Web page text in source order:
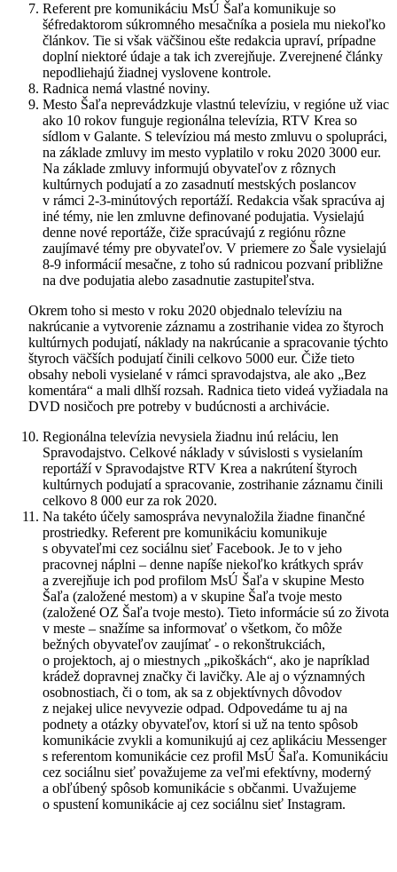
Referent pre komunikáciu MsÚ Šaľa komunikuje so
šéfredaktorom súkromného mesačníka a posiela mu niekoľko
článkov. Tie si však väčšinou ešte redakcia upraví, prípadne
doplní niektoré údaje a tak ich zverejňuje. Zverejnené články
nepodliehajú žiadnej vyslovene kontrole.
Radnica nemá vlastné noviny.
Mesto Šaľa neprevádzkuje vlastnú televíziu, v regióne už viac
ako 10 rokov funguje regionálna televízia, RTV Krea so
sídlom v Galante. S televíziou má mesto zmluvu o spolupráci,
na základe zmluvy im mesto vyplatilo v roku 2020 3000 eur.
Na základe zmluvy informujú obyvateľov z rôznych
kultúrnych podujatí a zo zasadnutí mestských poslancov
v rámci 2-3-minútových reportáží. Redakcia však spracúva aj
iné témy, nie len zmluvne definované podujatia. Vysielajú
denne nové reportáže, čiže spracúvajú z regiónu rôzne
zaujímavé témy pre obyvateľov. V priemere zo Šale vysielajú
8-9 informácií mesačne, z toho sú radnicou pozvaní približne
na dve podujatia alebo zasadnutie zastupiteľstva.
Okrem toho si mesto v roku 2020 objednalo televíziu na
nakrúcanie a vytvorenie záznamu a zostrihanie videa zo štyroch
kultúrnych podujatí, náklady na nakrúcanie a spracovanie týchto
štyroch väčších podujatí činili celkovo 5000 eur. Čiže tieto
obsahy neboli vysielané v rámci spravodajstva, ale ako „Bez
komentára“ a mali dlhší rozsah. Radnica tieto videá vyžiadala na
DVD nosičoch pre potreby v budúcnosti a archivácie.
Regionálna televízia nevysiela žiadnu inú reláciu, len
Spravodajstvo. Celkové náklady v súvislosti s vysielaním
reportáží v Spravodajstve RTV Krea a nakrútení štyroch
kultúrnych podujatí a spracovanie, zostrihanie záznamu činili
celkovo 8 000 eur za rok 2020.
Na takéto účely samospráva nevynaložila žiadne finančné
prostriedky. Referent pre komunikáciu komunikuje
s obyvateľmi cez sociálnu sieť Facebook. Je to v jeho
pracovnej náplni – denne napíše niekoľko krátkych správ
a zverejňuje ich pod profilom MsÚ Šaľa v skupine Mesto
Šaľa (založené mestom) a v skupine Šaľa tvoje mesto
(založené OZ Šaľa tvoje mesto). Tieto informácie sú zo života
v meste – snažíme sa informovať o všetkom, čo môže
bežných obyvateľov zaujímať - o rekonštrukciách,
o projektoch, aj o miestnych „pikoškách“, ako je napríklad
krádež dopravnej značky či lavičky. Ale aj o významných
osobnostiach, či o tom, ak sa z objektívnych dôvodov
z nejakej ulice nevyvezie odpad. Odpovedáme tu aj na
podnety a otázky obyvateľov, ktorí si už na tento spôsob
komunikácie zvykli a komunikujú aj cez aplikáciu Messenger
s referentom komunikácie cez profil MsÚ Šaľa. Komunikáciu
cez sociálnu sieť považujeme za veľmi efektívny, moderný
a obľúbený spôsob komunikácie s občanmi. Uvažujeme
o spustení komunikácie aj cez sociálnu sieť Instagram.